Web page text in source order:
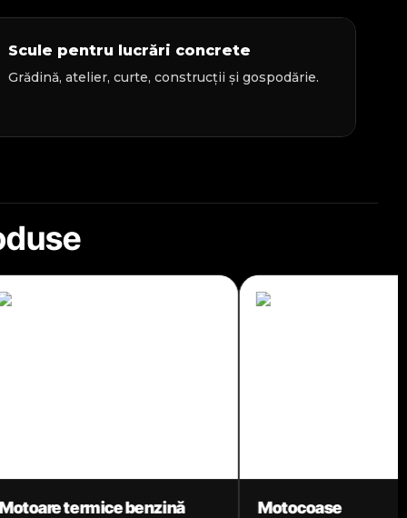
Scule pentru lucrări concrete
Grădină, atelier, curte, construcții și gospodărie.
Motocoase